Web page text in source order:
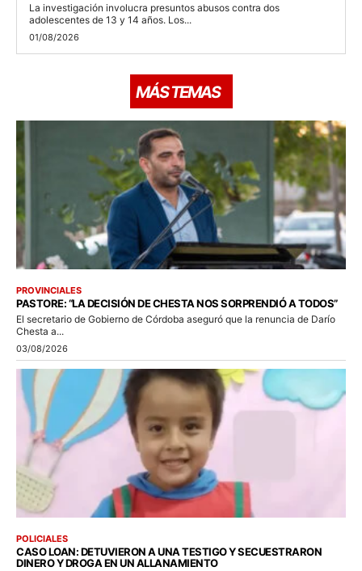
La investigación involucra presuntos abusos contra dos
adolescentes de 13 y 14 años. Los...
01/08/2026
MÁS TEMAS
PROVINCIALES
PASTORE: “LA DECISIÓN DE CHESTA NOS SORPRENDIÓ A TODOS”
El secretario de Gobierno de Córdoba aseguró que la renuncia de Darío
Chesta a...
03/08/2026
POLICIALES
CASO LOAN: DETUVIERON A UNA TESTIGO Y SECUESTRARON
DINERO Y DROGA EN UN ALLANAMIENTO